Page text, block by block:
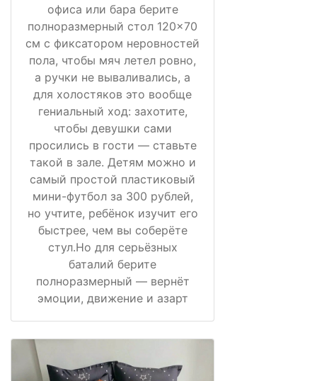
офиса или бара берите
полноразмерный стол 120×70
см с фиксатором неровностей
пола, чтобы мяч летел ровно,
а ручки не вываливались, а
для холостяков это вообще
гениальный ход: захотите,
чтобы девушки сами
просились в гости — ставьте
такой в зале. Детям можно и
самый простой пластиковый
мини-футбол за 300 рублей,
но учтите, ребёнок изучит его
быстрее, чем вы соберёте
стул.Но для серьёзных
баталий берите
полноразмерный — вернёт
эмоции, движение и азарт